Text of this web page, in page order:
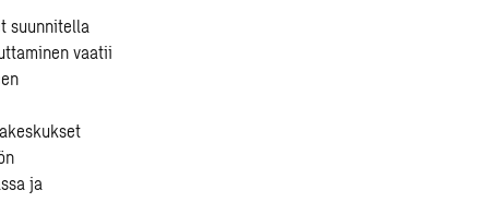
suunnitella
vaatii
ja